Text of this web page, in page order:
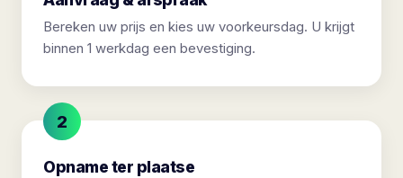
Bereken uw prijs en kies uw voorkeursdag. U krijgt
binnen 1 werkdag een bevestiging.
Opname ter plaatse